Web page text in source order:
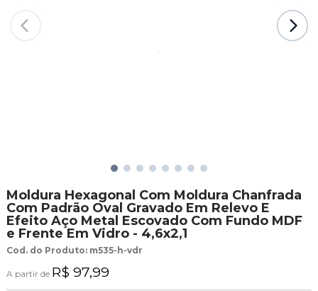
Moldura Hexagonal Com Moldura Chanfrada
Com Padrão Oval Gravado Em Relevo E
Efeito Aço Metal Escovado Com Fundo MDF
e Frente Em Vidro - 4,6x2,1
Cod. do Produto: m535-h-vdr
A partir de R$ 97,99